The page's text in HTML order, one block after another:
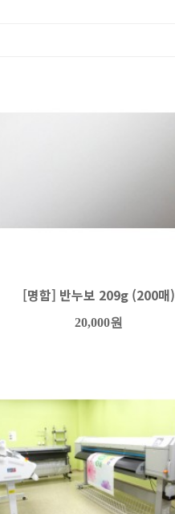
[명함] 반누보 209g (200매)
20,000원